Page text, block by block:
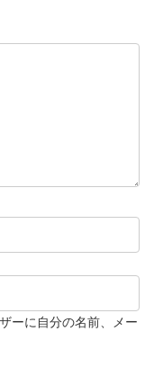
ーに自分の名前、メー